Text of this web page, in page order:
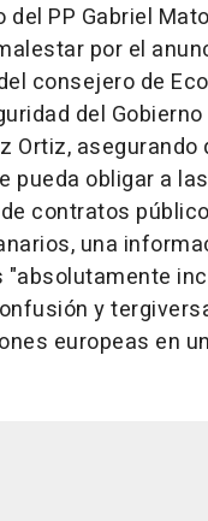
del PP Gabriel
por el
consejero de
del
Ortiz, asegurando
pueda obligar a
contratos
una
"absolutamente
y
europeas en